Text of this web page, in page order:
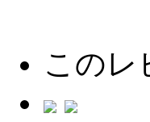
このレ